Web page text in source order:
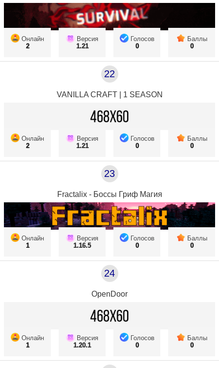
Онлайн
2
Версия
1.21
Голосов
0
Баллы
0
22
VANILLA CRAFT | 1 SEASON
Онлайн
2
Версия
1.21
Голосов
0
Баллы
0
23
Fractalix - Боссы Гриф Магия
Онлайн
1
Версия
1.16.5
Голосов
0
Баллы
0
24
OpenDoor
Онлайн
1
Версия
1.20.1
Голосов
0
Баллы
0